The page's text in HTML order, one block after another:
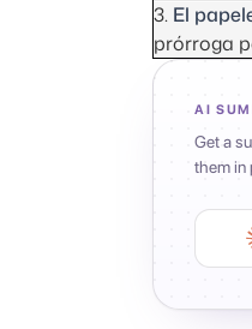
3. El
prórroga
AI
Get a
them in